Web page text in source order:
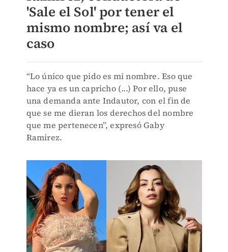
'Sale el Sol' por tener el
mismo nombre; así va el
caso
“Lo único que pido es mi nombre. Eso que
hace ya es un capricho (...) Por ello, puse
una demanda ante Indautor, con el fin de
que se me dieran los derechos del nombre
que me pertenecen”, expresó Gaby
Ramirez.